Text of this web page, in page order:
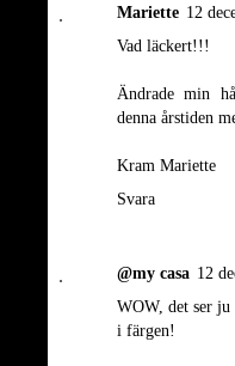
Mariette 12
Vad läckert!!!
Ändrade min
denna årstiden
Kram Mariette
Svara
@my casa 12
WOW, det ser
i färgen!